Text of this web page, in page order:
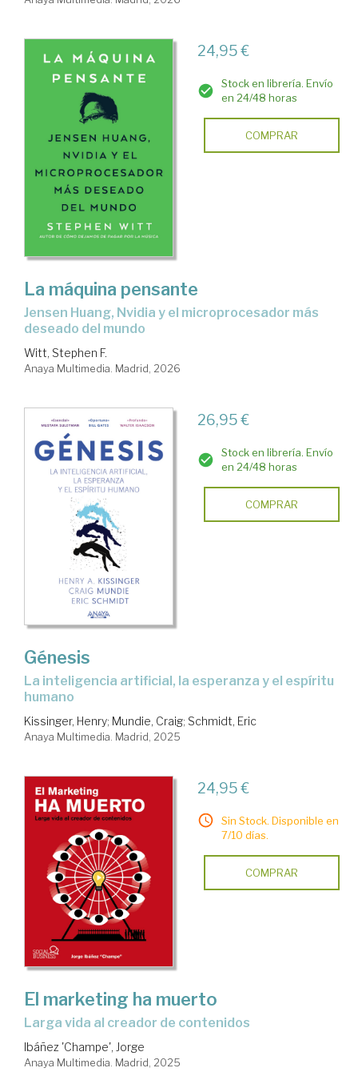
24,95 €
Stock en librería. Envío
en 24/48 horas
COMPRAR
La máquina pensante
Jensen Huang, Nvidia y el microprocesador más
deseado del mundo
Witt, Stephen F.
Anaya Multimedia. Madrid, 2026
26,95 €
Stock en librería. Envío
en 24/48 horas
COMPRAR
Génesis
La inteligencia artificial, la esperanza y el espíritu
humano
Kissinger, Henry; Mundie, Craig; Schmidt, Eric
Anaya Multimedia. Madrid, 2025
24,95 €
Sin Stock. Disponible en
7/10 días.
COMPRAR
El marketing ha muerto
Larga vida al creador de contenidos
Ibáñez 'Champe', Jorge
Anaya Multimedia. Madrid, 2025